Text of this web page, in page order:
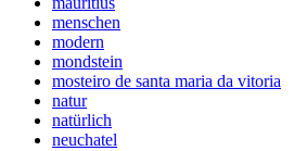
menschen
modern
mondstein
mosteiro de santa maria da vitoria
natur
natürlich
neuchatel